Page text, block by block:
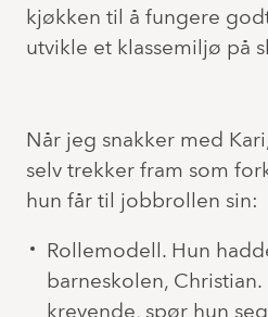
kjøkken til å fungere
utvikle et klassemiljø på
Når jeg snakker med
selv trekker fram som
hun får til jobbrollen sin:
Rollemodell. Hun
barneskolen,
krevende, spør hun